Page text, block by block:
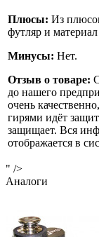
Плюсы: Из
футляр и
Минусы: Нет.
Отзыв о товаре:
до нашего
очень
гирями идёт
защищает. Вся
отображается в
" />
Аналоги